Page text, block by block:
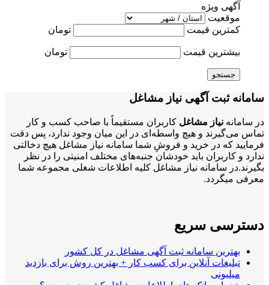
آگهی ویژه
موقعیت
کمترین قیمت
تومان
بیشترین قیمت تومان
جستجو
سامانه ثبت آگهی نیاز مشاغل
در سامانه نیاز مشاغل کاربران مستقیماً با صاحب کسب و کار
تماس می‌گیرند و هیچ واسطه‌ای در این میان وجود ندارد، پس دقت
فرمایید که در خرید و فروشِ شما سامانه نیاز مشاغل هیچ دخالتی
ندارد و کاربران باید خودشان جنبه‌های مختلف امنیتی را در نظر
بگیرند.در سامانه نیاز مشاغل کلیه اطلاعات شغلی مجموعه شما
معرفی میگردد.
دسترسی سریع
بهترین سامانه ثبت آگهی مشاغل در کل کشور
تبلیغات آنلاین برای کسب کار + بهترین روش برای بازدید
میلیونی